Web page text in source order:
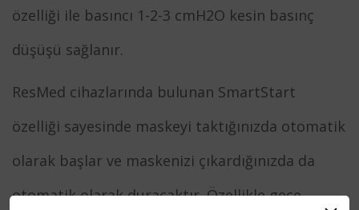
özelliği ile basıncı 1-2-3 cmH2O kesin basınç
düşüşü sağlanır.
ResMed cihazlarında bulunan SmartStart
özelliği sayesinde maskeyi taktığınızda otomatik
olarak başlar ve maskenizi çıkardığınızda da
otomatik olarak duracaktır. Özellikle gece